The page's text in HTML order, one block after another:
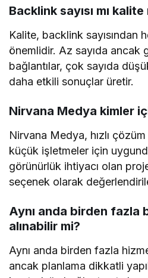
Backlink sayısı mı
Kalite, backlink sayısından
önemlidir. Az sayıda ancak
bağlantılar, çok sayıda
daha etkili sonuçlar üretir.
Nirvana Medya kimler
Nirvana Medya, hızlı
küçük işletmeler için
görünürlük ihtiyacı olan
seçenek olarak
Aynı anda birden fazla
alınabilir mi?
Aynı anda birden fazla
ancak planlama dikkatli